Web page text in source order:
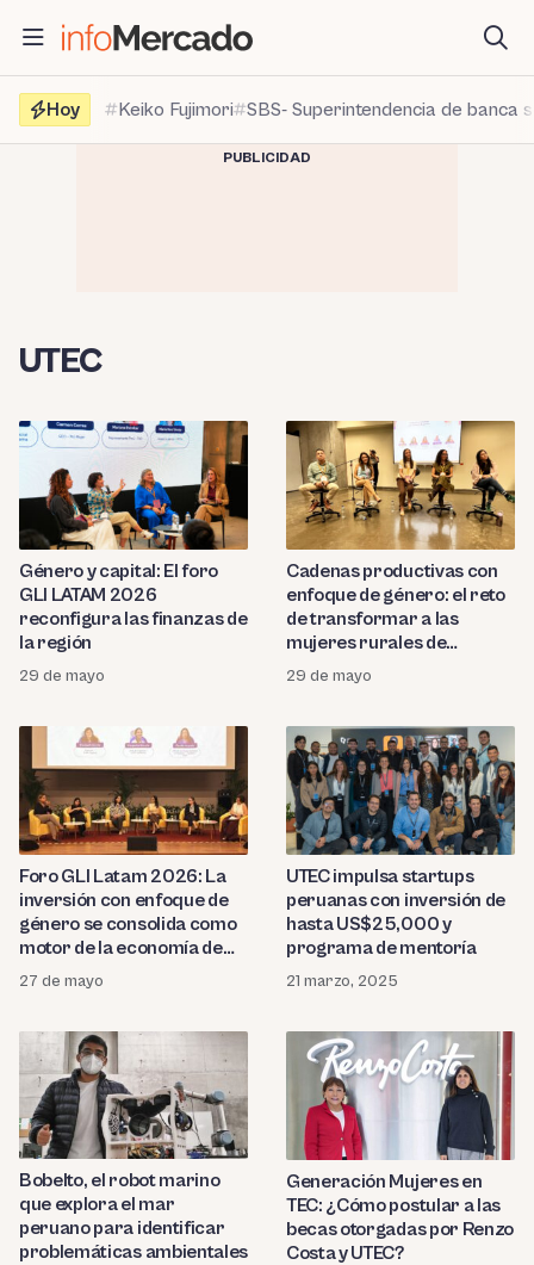
contenido
Hoy
Keiko Fujimori SBS- Superintendencia de banca
PUBLICIDAD
UTEC
Género y capital: El foro
GLI LATAM 2026
reconfigura las finanzas de
la región
29 de mayo
Cadenas productivas con
enfoque de género: el reto
de transformar a las
mujeres rurales de
«beneficiarias» a actoras
económicas
29 de mayo
Foro GLI Latam 2026: La
inversión con enfoque de
género se consolida como
motor de la economía de
impacto en la región
27 de mayo
UTEC impulsa startups
peruanas con inversión de
hasta US$25,000 y
programa de mentoría
21 marzo, 2025
Bobelto, el robot marino
que explora el mar
peruano para identificar
problemáticas ambientales
Generación Mujeres en
TEC: ¿Cómo postular a las
becas otorgadas por Renzo
Costa y UTEC?